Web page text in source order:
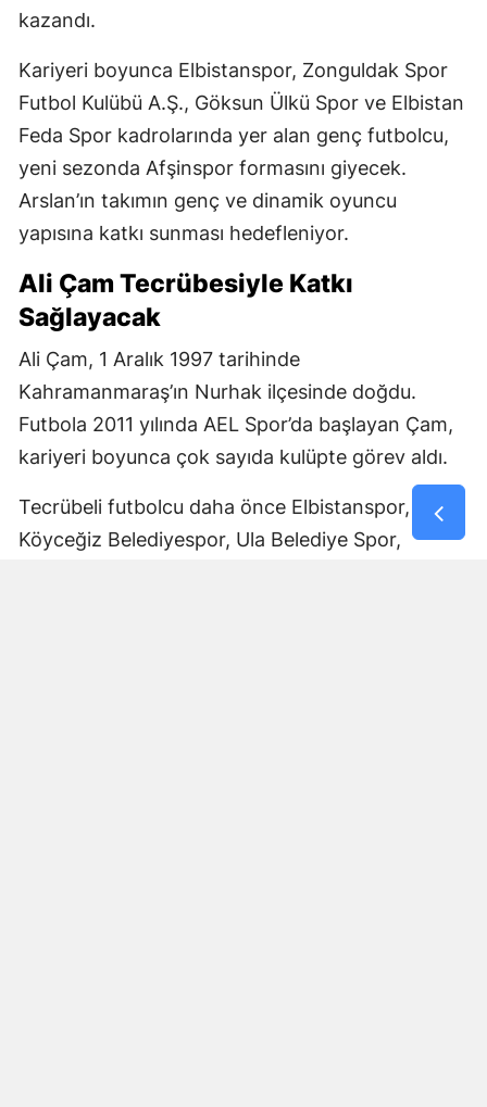
kazandı.
Kariyeri boyunca Elbistanspor, Zonguldak Spor
Futbol Kulübü A.Ş., Göksun Ülkü Spor ve Elbistan
Feda Spor kadrolarında yer alan genç futbolcu,
yeni sezonda Afşinspor formasını giyecek.
Arslan’ın takımın genç ve dinamik oyuncu
yapısına katkı sunması hedefleniyor.
Ali Çam Tecrübesiyle Katkı
Sağlayacak
Ali Çam, 1 Aralık 1997 tarihinde
Kahramanmaraş’ın Nurhak ilçesinde doğdu.
Futbola 2011 yılında AEL Spor’da başlayan Çam,
kariyeri boyunca çok sayıda kulüpte görev aldı.
Tecrübeli futbolcu daha önce Elbistanspor,
Köyceğiz Belediyespor, Ula Belediye Spor,